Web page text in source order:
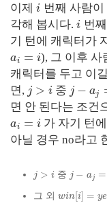
이제 i 번째 사람
각해 봅시다. i 번
기 턴에 캐릭터가
ai = i), 그 이후 사
캐릭터를 두고 이
면, j > i중 j − aj
면 안 된다는 조건
ai = i 가 자기 턴
아닐 경우 no라고
j > i 중 j − aj =
그 외 win[i] = ye